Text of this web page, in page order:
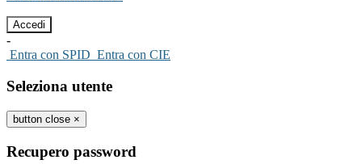
-
Entra con SPID Entra con CIE
Seleziona utente
button close ×
Recupero password